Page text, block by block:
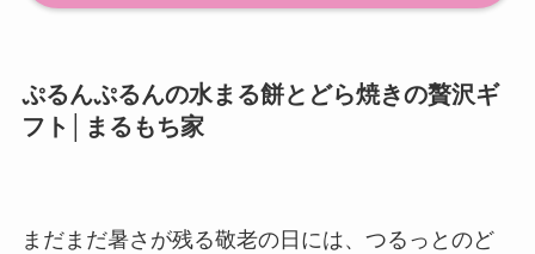
ぷるんぷるんの水まる餅とどら焼きの贅沢ギ
フト│まるもち家
まだまだ暑さが残る敬老の日には、つるっとのど